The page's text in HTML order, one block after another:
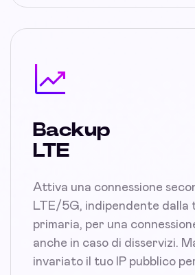
Backup
LTE
Attiva una connessione
LTE/5G, indipendente dalla
primaria, per una
anche in caso di disservizi.
invariato il tuo IP pubblico